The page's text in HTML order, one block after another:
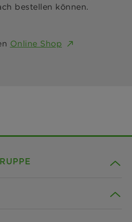
bestellen können.
Online Shop